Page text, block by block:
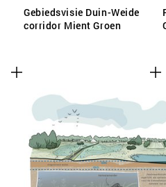
Gebiedsvisie Duin-Weide
corridor Mient Groen